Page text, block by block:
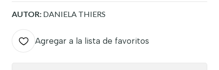
AUTOR: DANIELA THIERS
Agregar a la lista de favoritos